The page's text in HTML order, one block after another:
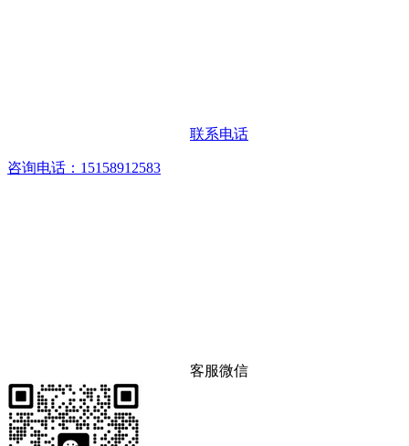
联系电话
咨询电话：15158912583
客服微信